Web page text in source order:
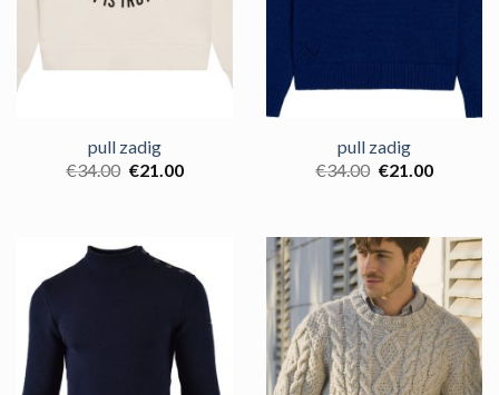
pull zadig
€34.00 €21.00
pull zadig
€34.00 €21.00